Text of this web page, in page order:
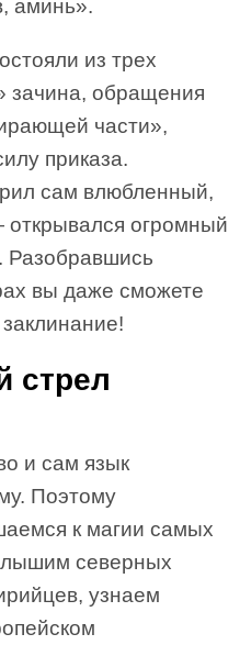
аминь».
из трех
зачина, обращения
части»,
приказа.
сам влюбленный,
огромный
Разобравшись
вы даже сможете
стрел
и сам язык
Поэтому
к магии самых
северных
узнаем